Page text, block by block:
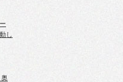
し
奥